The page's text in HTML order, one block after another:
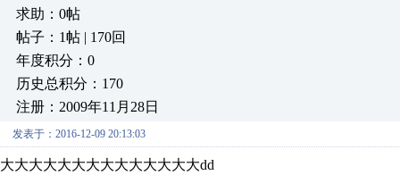
求助：0帖
帖子：1帖 | 170回
年度积分：0
历史总积分：170
注册：2009年11月28日
发表于：2016-12-09 20:13:03
大大大大大大大大大大大大大大dd